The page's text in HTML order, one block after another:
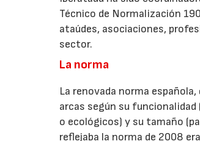
Técnico de Normalización
ataúdes, asociaciones,
sector.
La norma
La renovada norma
arcas según su
o ecológicos) y su tamaño
reflejaba la norma de 2008